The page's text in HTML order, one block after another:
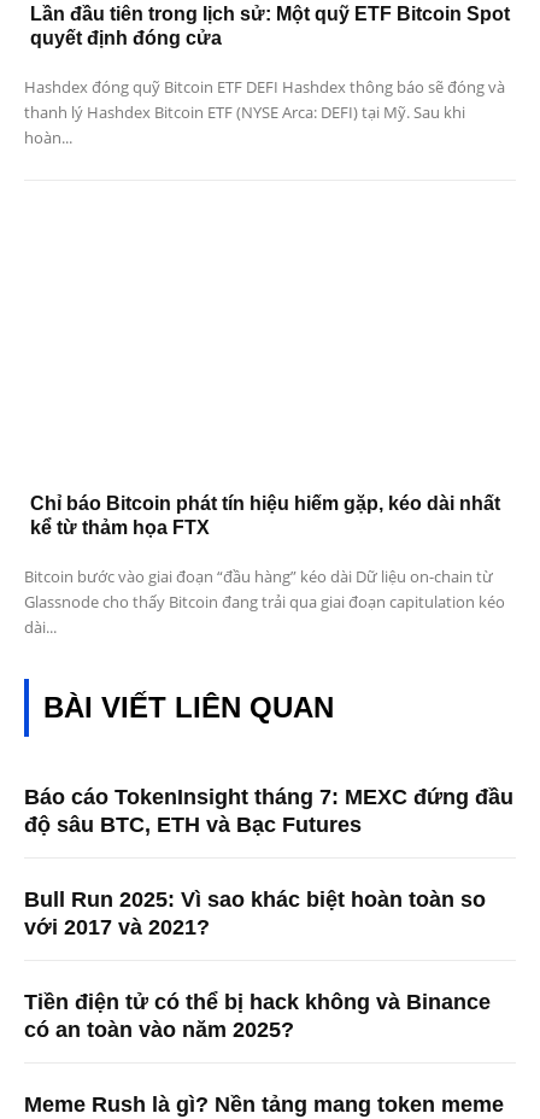
Lần đầu tiên trong lịch sử: Một quỹ ETF Bitcoin Spot
quyết định đóng cửa
Hashdex đóng quỹ Bitcoin ETF DEFI Hashdex thông báo sẽ đóng và
thanh lý Hashdex Bitcoin ETF (NYSE Arca: DEFI) tại Mỹ. Sau khi
hoàn...
Chỉ báo Bitcoin phát tín hiệu hiếm gặp, kéo dài nhất
kể từ thảm họa FTX
Bitcoin bước vào giai đoạn “đầu hàng” kéo dài Dữ liệu on-chain từ
Glassnode cho thấy Bitcoin đang trải qua giai đoạn capitulation kéo
dài...
BÀI VIẾT LIÊN QUAN
Báo cáo TokenInsight tháng 7: MEXC đứng đầu
độ sâu BTC, ETH và Bạc Futures
Bull Run 2025: Vì sao khác biệt hoàn toàn so
với 2017 và 2021?
Tiền điện tử có thể bị hack không và Binance
có an toàn vào năm 2025?
Meme Rush là gì? Nền tảng mang token meme